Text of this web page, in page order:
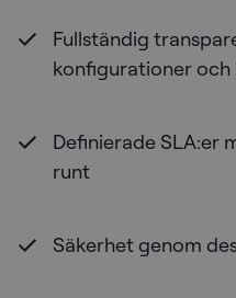
Fullständig
konfigurationer och
Definierade SLA:er
runt
Säkerhet genom